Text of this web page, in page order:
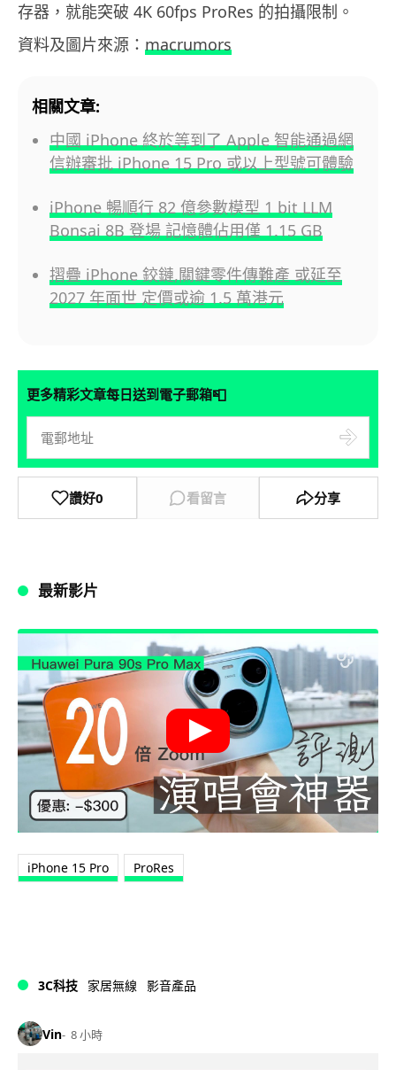
存器，就能突破 4K 60fps ProRes 的拍攝限制。
資料及圖片來源： macrumors
相關文章:
中國 iPhone 終於等到了 Apple 智能通過網
信辦審批 iPhone 15 Pro 或以上型號可體驗
iPhone 暢順行 82 億參數模型 1 bit LLM
Bonsai 8B 登場 記憶體佔用僅 1.15 GB
摺疊 iPhone 鉸鏈,關鍵零件傳難產 或延至
2027 年面世 定價或逾 1.5 萬港元
更多精彩文章每日送到電子郵箱📮
讚好0 看留言 分享
最新影片
iPhone 15 Pro ProRes
3C科技 家居無線 影音產品
Vin 8 小時